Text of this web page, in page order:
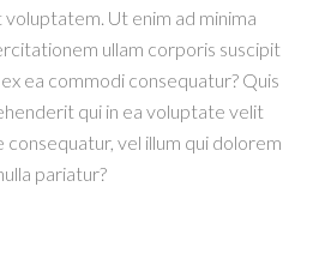
voluptatem. Ut enim ad minima
ullam corporis suscipit
ea commodi consequatur? Quis
qui in ea voluptate velit
consequatur, vel illum qui dolorem
pariatur?